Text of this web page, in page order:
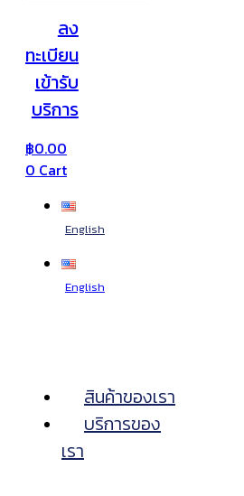
ลง
ทะเบียน
เข้ารับ
บริการ
฿0.00
0 Cart
English
English
สินค้าของเรา
บริการของ
เรา